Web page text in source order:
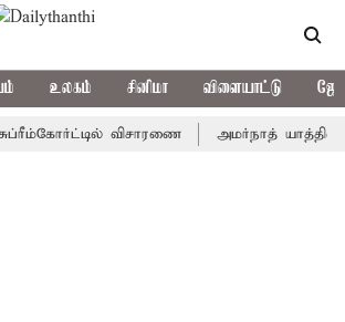
உலகம் சினிமா விளையாட்டு
விசாரணை அமர்நாத் யாத்திரை